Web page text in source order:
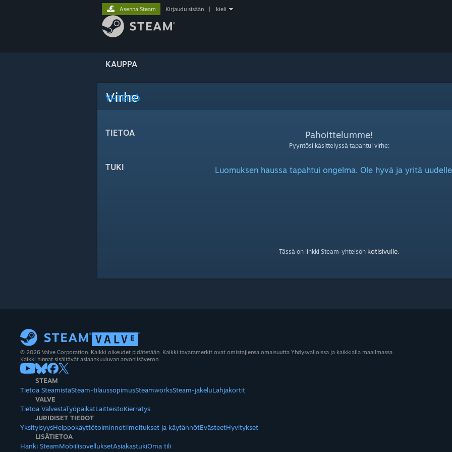
KAUPPA
YHTEISÖ
TIETOA
TUKI
Asenna Steam Kirjaudu sisään kieli
Virhe
Pahoittelumme!
Pyyntösi käsittelyssä tapahtui virhe:
Luomuksen haussa tapahtui ongelma. Ole hyvä ja yritä
Tässä on linkki Steam-yhteisön kotisivulle.
© 2026 Valve Corporation. Kaikki oikeudet pidätetään. Kaikki tavaramerkit ovat omistajiensa omaisuutta Yhdysvalloissa ja kaikkialla maailmassa.
Kaikki hinnat sisältävät asiaankuuluvan arvonlisäveron.
STEAM
Tietoa SteamistäSteam-tilaussopimusSteamworksSteam-jakeluLahjakortit
VALVE
Tietoa ValvestaTyöpaikatLaitteistoKierrätys
JURIDISET TIEDOT
YksityisyysHelppokäyttötoiminnotIlmoitukset ja käytännötEvästeetHyvitykset
LISÄTIETOA
Hanki SteamMobiilisovelluksetAsiakastukiOma tili